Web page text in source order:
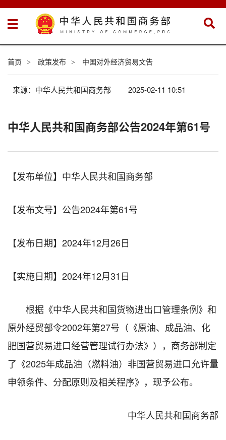
首页 > 政策发布 > 中国对外经济贸易文告
来源：中华人民共和国商务部 2025-02-11 10:51
中华人民共和国商务部公告2024年第61号
【发布单位】中华人民共和国商务部
【发布文号】公告2024年第61号
【发布日期】2024年12月26日
【实施日期】 2024年12月31日
根据《中华人民共和国货物进出口管理条例》和
原外经贸部令2002年第27号（《原油、成品油、化
肥国营贸易进口经营管理试行办法》），商务部制定
了《2025年成品油（燃料油）非国营贸易进口允许量
申领条件、分配原则及相关程序》，现予公布。
中华人民共和国商务部